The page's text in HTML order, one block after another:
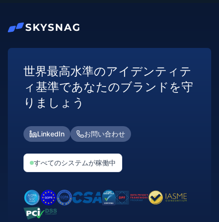
世界最高水準のアイデンティテ
ィ基準であなたのブランドを守
りましょう
LinkedIn お問い合わせ
すべてのシステムが稼働中